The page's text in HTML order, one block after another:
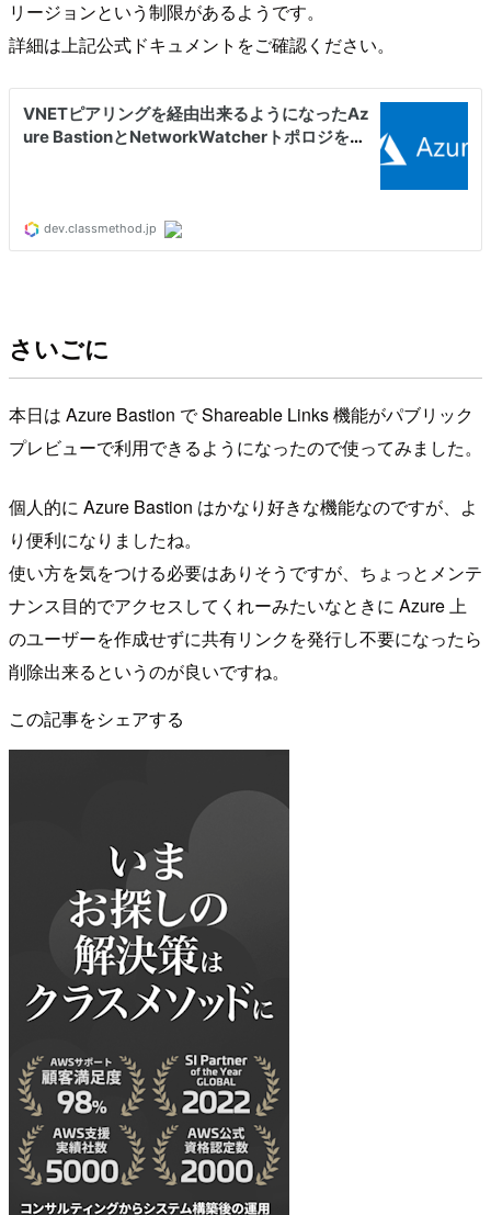
リージョンという制限があるようです。
詳細は上記公式ドキュメントをご確認ください。
さいごに
本日は Azure Bastion で Shareable Links 機能がパブリック
プレビューで利用できるようになったので使ってみました。
個人的に Azure Bastion はかなり好きな機能なのですが、よ
り便利になりましたね。
使い方を気をつける必要はありそうですが、ちょっとメンテ
ナンス目的でアクセスしてくれーみたいなときに Azure 上
のユーザーを作成せずに共有リンクを発行し不要になったら
削除出来るというのが良いですね。
この記事をシェアする